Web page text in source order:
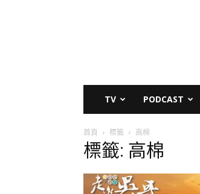
TV PODCAST
首頁 標籤 高棉
標籤: 高棉